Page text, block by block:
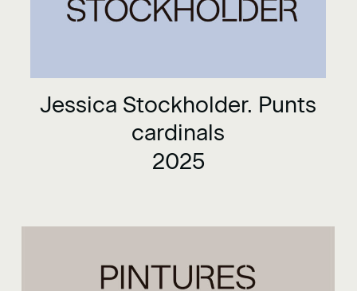
Jessica Stockholder. Punts
cardinals
2025